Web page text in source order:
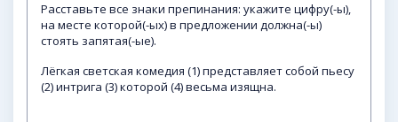
Расставьте все знаки препинания: укажите цифру(-ы),
на месте которой(-ых) в предложении должна(-ы)
стоять запятая(-ые).
Лёгкая светская комедия (1) представляет собой пьесу
(2) интрига (3) которой (4) весьма изящна.